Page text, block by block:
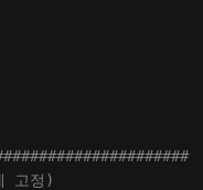
고정)